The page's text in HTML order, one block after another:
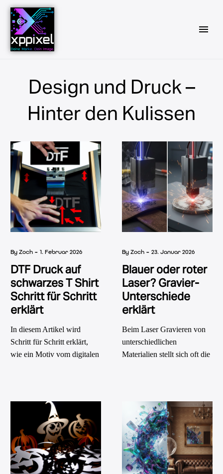
Design und Druck –
Hinter den Kulissen
By Zoch - 1. Februar 2026
DTF Druck auf
schwarzes T Shirt
Schritt für Schritt
erklärt
In diesem Artikel wird
Schritt für Schritt erklärt,
wie ein Motiv vom digitalen
Shirt entsteht. Dabei gehen
wir auf Materialien,
Technik, Verarbeitung und
typische Qualitätsmerkmale
ein.
By Zoch - 23. Januar 2026
Blauer oder roter
Laser? Gravier-
Unterschiede
erklärt
Beim Laser Gravieren von
unterschiedlichen
Materialien stellt sich oft die
In diesem Artikel werden die
wichtigsten Unterschiede
zwischen blauen und roten
Lasern analysiert sowie
deren Eignung für
verschiedene Werkstoffe